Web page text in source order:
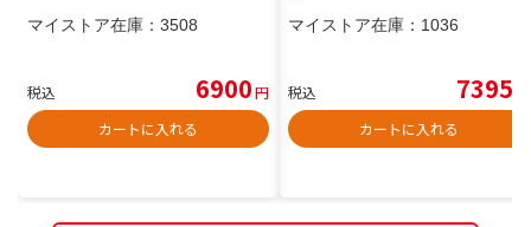
マイストア在庫： 3508
税込 6900円
カートに入れる
マイストア在庫： 1036
税込 7395
カートに入れる